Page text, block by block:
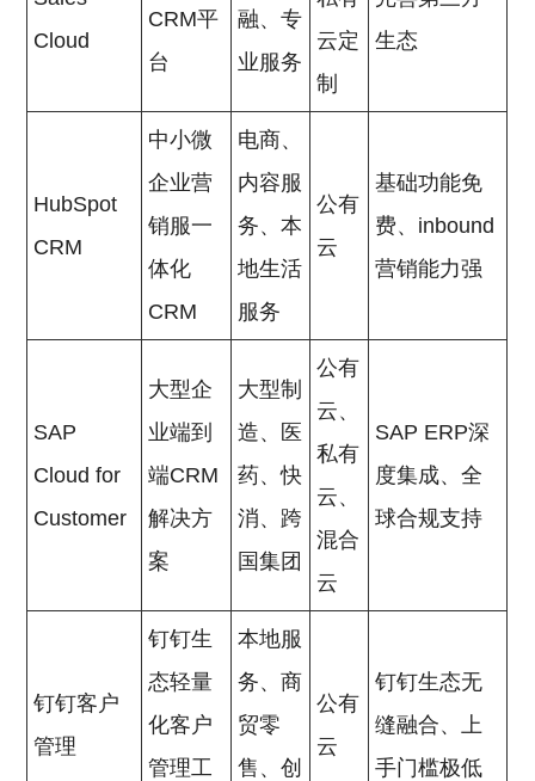
Cloud
CRM平
台
融、专
业服务
云定
制
生态
HubSpot
CRM
中小微
企业营
销服一
体化
CRM
电商、
内容服
务、本
地生活
服务
公有
云
基础功能免
费、inbound
营销能力强
SAP
Cloud for
Customer
大型企
业端到
端CRM
解决方
案
大型制
造、医
药、快
消、跨
国集团
公有
云、
私有
云、
混合
云
SAP ERP深
度集成、全
球合规支持
钉钉客户
管理
钉钉生
态轻量
化客户
管理工
本地服
务、商
贸零
售、创
公有
云
钉钉生态无
缝融合、上
手门槛极低